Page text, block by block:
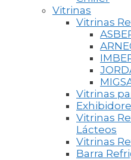
Vitrinas
Vitrinas
Vitrinas
Vitrinas
Lácteos
Vitrinas
Barra